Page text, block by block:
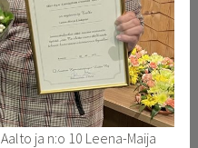
ja n:o 10 Leena-Maija